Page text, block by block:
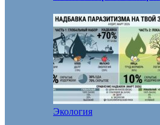
Экология